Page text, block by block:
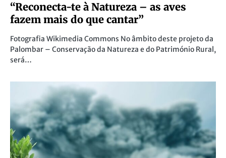
“Reconecta-te à Natureza – as aves
fazem mais do que cantar”
Fotografia Wikimedia Commons No âmbito deste projeto da
Palombar – Conservação da Natureza e do Património Rural,
será…